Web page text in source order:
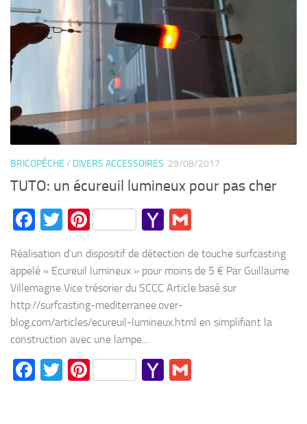
BRICOPÊCHE / DIVERS ACCESSOIRES 29/08/2017
TUTO: un écureuil lumineux pour pas cher
Facebook
TwitterPinterestYahoo
Réalisation d’un dispositif de détection de touche surfcasting
appelé « Ecureuil lumineux » pour moins de 5 € Par Guillaume
Villemagne Vice trésorier du SCCC Article basé sur
http://surfcasting-mediterranee.over-
blog.com/articles/ecureuil-lumineux.html en simplifiant la
construction avec une lampe...
Facebook
TwitterPinterestYahoo